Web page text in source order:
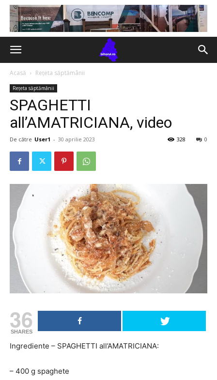
Acasă Rețeta săptămânii
Rețeta săptămânii
SPAGHETTI
all’AMATRICIANA, video
De către User1 - 30 aprilie 2023 0
328
36
SHARES
Ingrediente – SPAGHETTI all’AMATRICIANA:
– 400 g spaghete